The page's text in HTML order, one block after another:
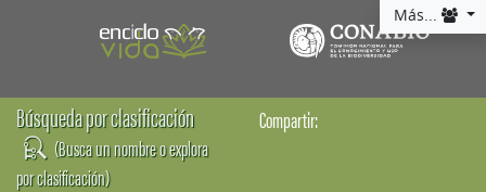
Más...
Búsqueda por clasificación
(Busca un nombre o explora
por clasificación)
Compartir: